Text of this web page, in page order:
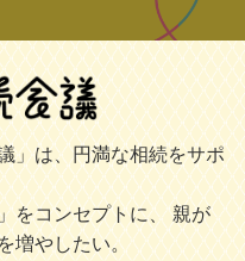
」は、円満な相続をサポ
をコンセプトに、 親が
増やしたい。